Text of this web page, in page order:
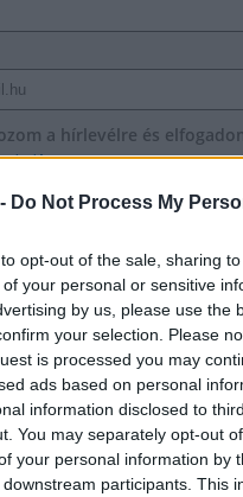
Do Not Process My
opt-out of the sale, sharing
of your personal or sensitive
by us, please use the
your selection. Please
is processed you may
ads based on personal
information disclosed to
You may separately opt-out
your personal information by
downstream participants. This
a hírlevélre és
FELIRATKOZÁS
IS SZAKIRÁNYÚ
ERŐSÍT